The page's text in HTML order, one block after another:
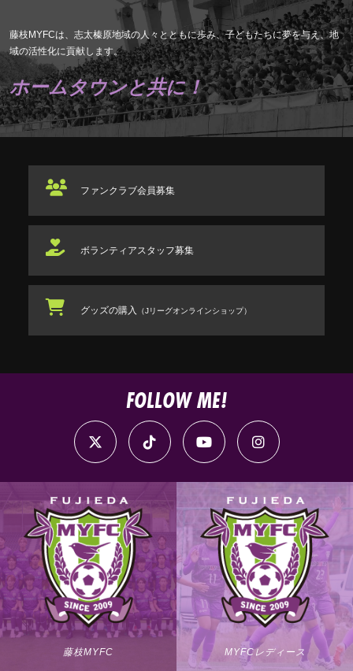
藤枝MYFCは、志太榛原地域の人々とともに歩み、子どもたちに夢を与え、地
域の活性化に貢献します。
ホームタウンと共に！
ファンクラブ会員募集
ボランティアスタッフ募集
グッズの購入 （Jリーグオンラインショップ）
FOLLOW ME!
藤枝MYFC MYFCレディース